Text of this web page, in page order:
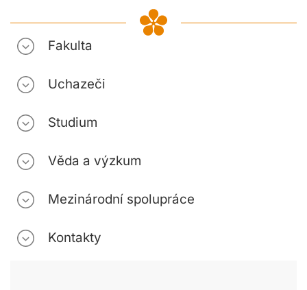
Fakulta
Uchazeči
Studium
Věda a výzkum
Mezinárodní spolupráce
Kontakty